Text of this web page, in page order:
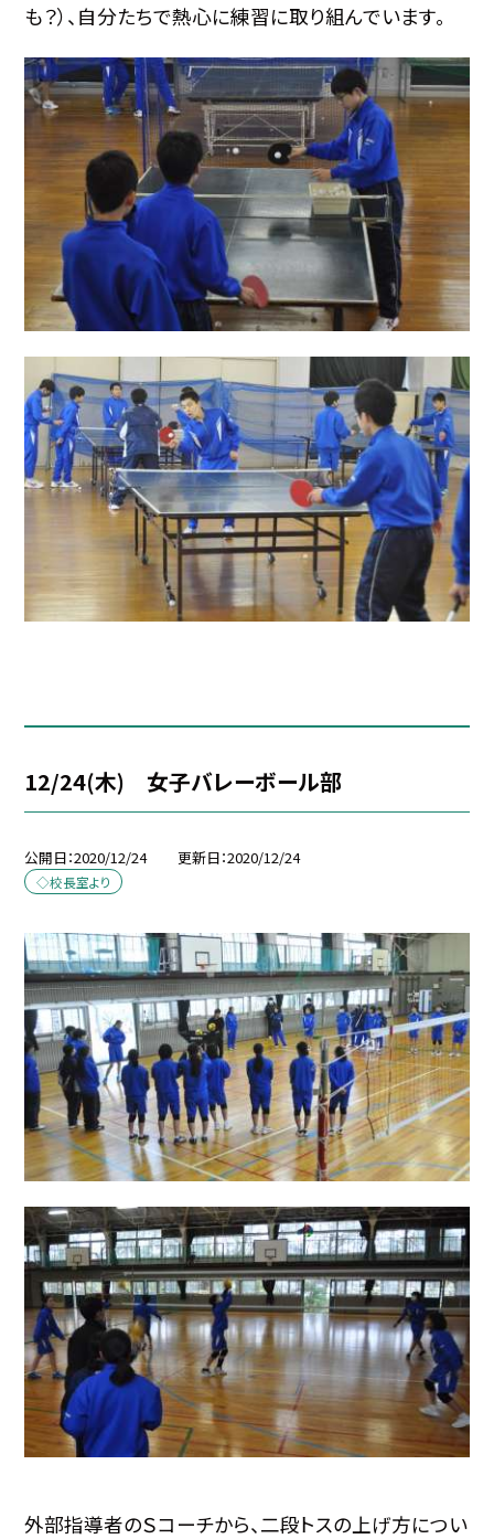
も？）、自分たちで熱心に練習に取り組んでいます。
12/24(木) 女子バレーボール部
公開日 2020/12/24 更新日 2020/12/24
◇校長室より
外部指導者のＳコーチから、二段トスの上げ方につい